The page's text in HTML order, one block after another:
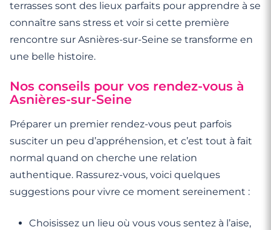
terrasses sont des lieux parfaits pour apprendre à se
connaître sans stress et voir si cette première
rencontre sur Asnières-sur-Seine se transforme en
une belle histoire.
Nos conseils pour vos rendez-vous à
Asnières-sur-Seine
Préparer un premier rendez-vous peut parfois
susciter un peu d’appréhension, et c’est tout à fait
normal quand on cherche une relation
authentique. Rassurez-vous, voici quelques
suggestions pour vivre ce moment sereinement :
Choisissez un lieu où vous vous sentez à l’aise,